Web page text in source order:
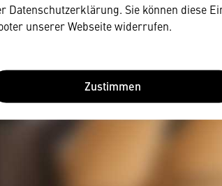
Datenschutzerklärung. Sie können diese
unserer Webseite widerrufen.
Zustimmen